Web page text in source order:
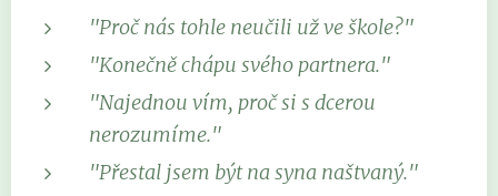
"Proč nás tohle neučili už ve škole?"
"Konečně chápu svého partnera."
"Najednou vím, proč si s dcerou
nerozumíme."
"Přestal jsem být na syna naštvaný."